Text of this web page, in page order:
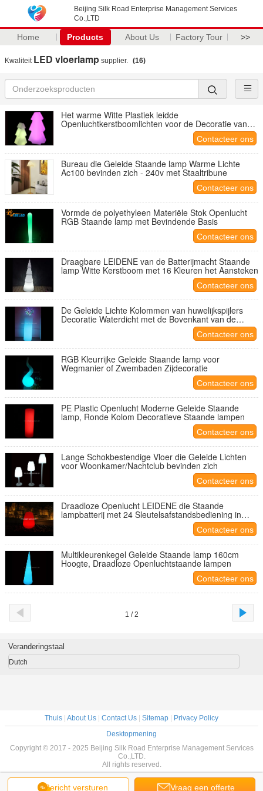
Beijing Silk Road Enterprise Management Services
Co.,LTD
Home Products About Us Factory Tour >>
Kwaliteit LED vloerlamp supplier. (16)
Het warme Witte Plastiek leidde
Openluchtkerstboomlichten voor de Decoratie van
Contacteer ons
Bureau die Geleide Staande lamp Warme Lichte
Ac100 bevinden zich - 240v met Staaltribune
Contacteer ons
Vormde de polyethyleen Materiële Stok Openlucht
RGB Staande lamp met Bevindende Basis
Contacteer ons
Draagbare LEIDENE van de Batterijmacht Staande
lamp Witte Kerstboom met 16 Kleuren het Aansteken
Contacteer ons
De Geleide Lichte Kolommen van huwelijkspijlers
Decoratie Waterdicht met de Bovenkant van de
Contacteer ons
RGB Kleurrijke Geleide Staande lamp voor
Wegmanier of Zwembaden Zijdecoratie
Contacteer ons
PE Plastic Openlucht Moderne Geleide Staande
lamp, Ronde Kolom Decoratieve Staande lampen
Contacteer ons
Lange Schokbestendige Vloer die Geleide Lichten
voor Woonkamer/Nachtclub bevinden zich
Contacteer ons
Draadloze Openlucht LEIDENE die Staande
lampbatterij met 24 Sleutelsafstandsbediening in
Contacteer ons
Multikleurenkegel Geleide Staande lamp 160cm
Hoogte, Draadloze Openluchtstaande lampen
Contacteer ons
1 / 2
Bericht versturen Vraag een offerte
Veranderingstaal
Dutch
Thuis About Us Contact Us Sitemap
Privacy Policy
Desktopmening
Copyright © 2017 - 2025 Beijing Silk Road Enterprise Management Services
Co.,LTD.
All rights reserved.